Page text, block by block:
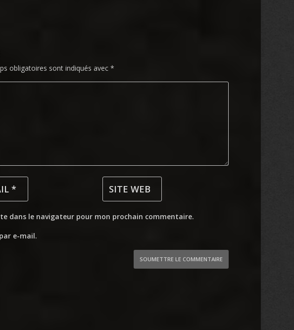
obligatoires sont indiqués avec *
dans le navigateur pour mon prochain commentaire.
e-mail.
SOUMETTRE LE COMMENTAIRE